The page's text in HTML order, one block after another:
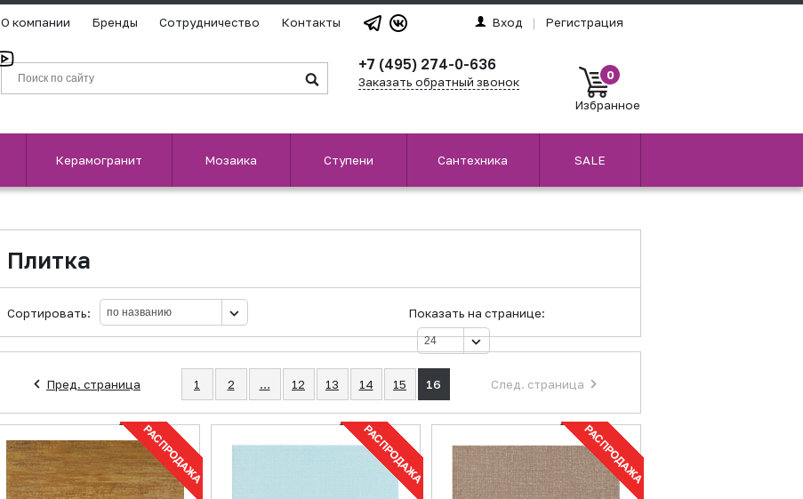
О компании Бренды Сотрудничество Контакты Вход | Регистрация
+7 (495) 274-0-636
Заказать обратный звонок 0
Избранное
Керамогранит Мозаика Ступени Сантехника SALE
Плитка
Сортировать: Показать на странице:
Пред. страница След. страница
1 2 … 12 13 14 15 16